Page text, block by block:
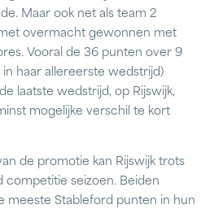
Maar ook net als team 2
overmacht gewonnen met
Vooral de 36 punten over 9
in haar allereerste wedstrijd)
laatste wedstrijd, op Rijswijk,
mogelijke verschil te kort
de promotie kan Rijswijk trots
competitie seizoen. Beiden
meeste Stableford punten in hun